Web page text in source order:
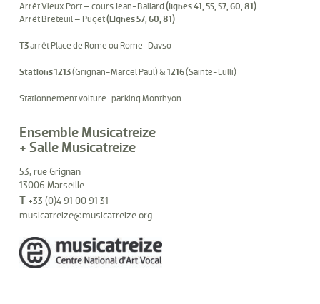
Arrêt Vieux Port – cours Jean-Ballard (lignes 41, 55, 57, 60, 81)
Arrêt Breteuil – Puget(Lignes 57, 60, 81)
T3arrêt Place de Rome ou Rome-Davso
Stations 1213(Grignan-Marcel Paul) & 1216(Sainte-Lulli)
Stationnement voiture : parking Monthyon
Ensemble Musicatreize
+ Salle Musicatreize
53, rue Grignan
13006 Marseille
T+33 (0)4 91 00 91 31
musicatreize@musicatreize.org